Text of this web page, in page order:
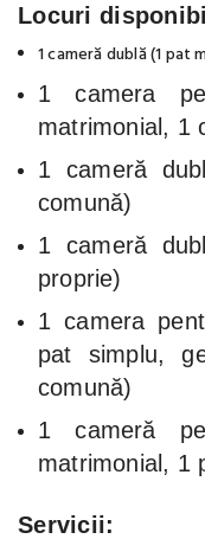
Locuri
1 cameră dublă (1 pat
1 camera
matrimonial, 1
1 cameră
comună)
1 cameră
proprie)
1 camera
pat simplu,
comună)
1 cameră
matrimonial, 1
Servicii: